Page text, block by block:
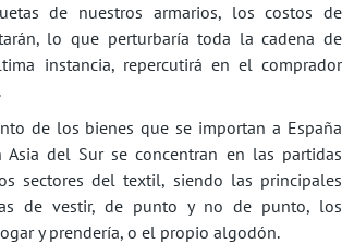
de nuestros armarios, los costos de
lo que perturbaría toda la cadena de
instancia, repercutirá en el comprador
de los bienes que se importan a España
Asia del Sur se concentran en las partidas
sectores del textil, siendo las principales
de vestir, de punto y no de punto, los
y prendería, o el propio algodón.